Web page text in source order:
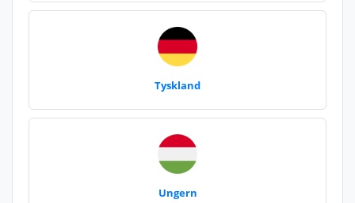
Tyskland
Ungern